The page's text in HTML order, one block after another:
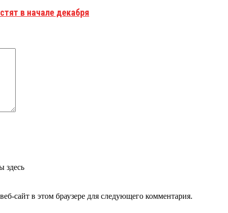
в начале декабря
здесь
сайт в этом браузере для следующего комментария.